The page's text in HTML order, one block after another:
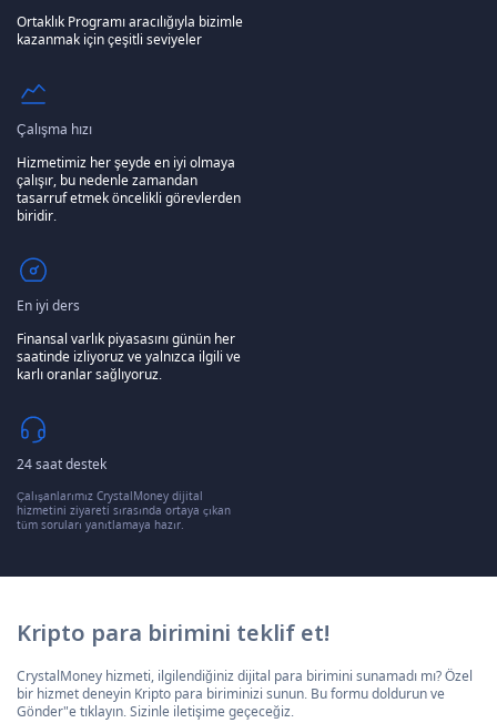
Ortaklık Programı aracılığıyla bizimle
kazanmak için çeşitli seviyeler
Çalışma hızı
Hizmetimiz her şeyde en iyi olmaya
çalışır, bu nedenle zamandan
tasarruf etmek öncelikli görevlerden
biridir.
En iyi ders
Finansal varlık piyasasını günün her
saatinde izliyoruz ve yalnızca ilgili ve
karlı oranlar sağlıyoruz.
24 saat destek
Çalışanlarımız CrystalMoney dijital
hizmetini ziyareti sırasında ortaya çıkan
tüm soruları yanıtlamaya hazır.
Kripto para birimini teklif et!
CrystalMoney hizmeti, ilgilendiğiniz dijital para birimini sunamadı mı? Özel
bir hizmet deneyin Kripto para biriminizi sunun. Bu formu doldurun ve
Gönder"e tıklayın. Sizinle iletişime geçeceğiz.